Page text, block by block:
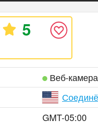
5
GMT-05:00